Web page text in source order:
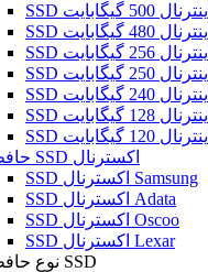
SSD اینترنال 500 گیگابایت
SSD اینترنال 480 گیگابایت
SSD اینترنال 256 گیگابایت
SSD اینترنال 250 گیگابایت
SSD اینترنال 240 گیگابایت
SSD اینترنال 128 گیگابایت
SSD اینترنال 120 گیگابایت
حافظه SSD اکسترنال
SSD اکسترنال Samsung
SSD اکسترنال Adata
SSD اکسترنال Oscoo
SSD اکسترنال Lexar
نوع حافظه SSD